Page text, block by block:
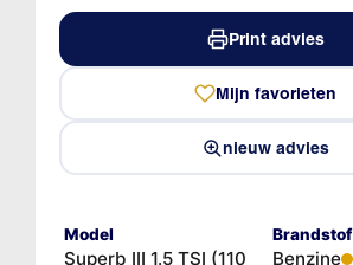
Print advies
Mijn favorieten
nieuw advies
Model
Superb III 1.5 TSI (110
Brandstof
Benzine